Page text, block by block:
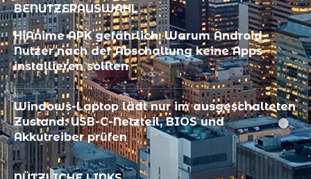
BENUTZERAUSWAHL
HiAnime APK gefährlich: Warum Android-
Nutzer nach der Abschaltung keine Apps
installieren sollten
Windows-Laptop lädt nur im ausgeschalteten
Zustand: USB-C-Netzteil, BIOS und
Akkutreiber prüfen